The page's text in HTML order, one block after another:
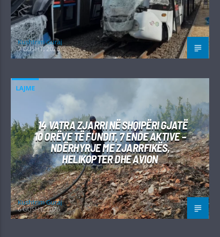
Kushtrim Guraj
7 GUSHT, 2026
LAJME
14 VATRA ZJARRI NË SHQIPËRI GJATË
10 ORËVE TË FUNDIT, 7 ENDE AKTIVE –
NDËRHYRJE ME ZJARRFIKËS,
HELIKOPTER DHE AVION
Kushtrim Guraj
6 GUSHT, 2026